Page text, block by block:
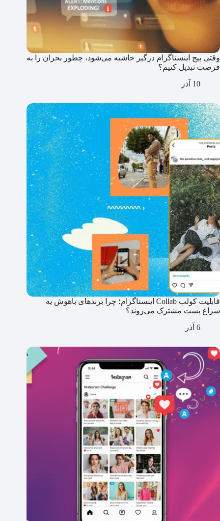
وقتی پیج اینستاگرام درگیر حاشیه می‌شود، چطور بحران را به
فرصت تبدیل کنیم؟
10 آذر
قابلیت کولب Collab اینستاگرام؛ چرا برندهای باهوش به
سراغ پست مشترک می‌روند؟
6 آذر